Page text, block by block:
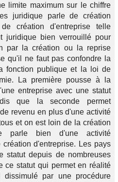
limite maximum sur le chiffre
juridique parle de création
création d'entreprise telle
juridique bien verrouillé pour
par la création ou la reprise
qu'il ne faut pas confondre la
fonction publique et la loi de
La première pousse à la
entreprise avec une statut
que la seconde permet
revenu en plus d'une activité
et on est loin de la création
parle bien d'une activité
d'entreprise. Les pays
statut depuis de nombreuses
ce statut qui permet en réalité
par une procédure